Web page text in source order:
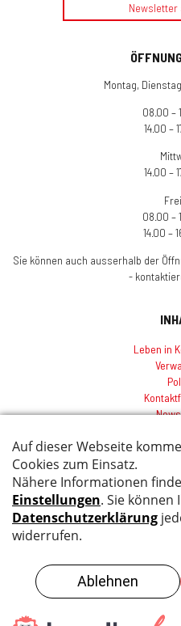
Newsletter
Montag,
08.00 –
14.00 –
14.00 –
08.00 –
14.00 –
Sie können auch ausserhalb der
-
Leben in